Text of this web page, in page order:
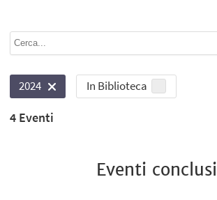
2024 In Biblioteca
4 Eventi
Eventi conclusi